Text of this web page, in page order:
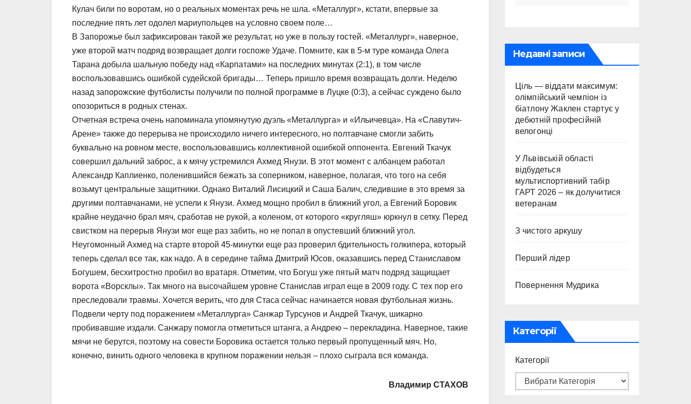
Кулач били по воротам, но о реальных моментах речь не шла. «Металлург», кстати, впервые за
последние пять лет одолел мариупольцев на условно своем поле…
В Запорожье был зафиксирован такой же результат, но уже в пользу гостей. «Металлург», наверное,
уже второй матч подряд возвращает долги госпоже Удаче. Помните, как в 5-м туре команда Олега
Тарана добыла шальную победу над «Карпатами» на последних минутах (2:1), в том числе
воспользовавшись ошибкой судейской бригады… Теперь пришло время возвращать долги. Неделю
назад запорожские футболисты получили по полной программе в Луцке (0:3), а сейчас суждено было
опозориться в родных стенах.
Отчетная встреча очень напоминала упомянутую дуэль «Металлурга» и «Ильичевца». На «Славутич-
Арене» также до перерыва не происходило ничего интересного, но полтавчане смогли забить
буквально на ровном месте, воспользовавшись коллективной ошибкой оппонента. Евгений Ткачук
совершил дальний заброс, а к мячу устремился Ахмед Янузи. В этот момент с албанцем работал
Александр Каплиенко, поленившийся бежать за соперником, наверное, полагая, что того на себя
возьмут центральные защитники. Однако Виталий Лисицкий и Саша Балич, следившие в это время за
другими полтавчанами, не успели к Янузи. Ахмед мощно пробил в ближний угол, а Евгений Боровик
крайне неудачно брал мяч, сработав не рукой, а коленом, от которого «кругляш» юркнул в сетку. Перед
свистком на перерыв Янузи мог еще раз забить, но не попал в опустевший ближний угол.
Неугомонный Ахмед на старте второй 45-минутки еще раз проверил бдительность голкипера, который
теперь сделал все так, как надо. А в середине тайма Дмитрий Юсов, оказавшись перед Станиславом
Богушем, бесхитростно пробил во вратаря. Отметим, что Богуш уже пятый матч подряд защищает
ворота «Ворсклы». Так много на высочайшем уровне Станислав играл еще в 2009 году. С тех пор его
преследовали травмы. Хочется верить, что для Стаса сейчас начинается новая футбольная жизнь.
Подвели черту под поражением «Металлурга» Санжар Турсунов и Андрей Ткачук, шикарно
пробивавшие издали. Санжару помогла отметиться штанга, а Андрею – перекладина. Наверное, такие
мячи не берутся, поэтому на совести Боровика остается только первый пропущенный мяч. Но,
конечно, винить одного человека в крупном поражении нельзя – плохо сыграла вся команда.
Владимир СТАХОВ
Недавні записи
Ціль — віддати максимум:
олімпійський чемпіон із
біатлону Жаклен стартує у
дебютній професійній
велогонці
У Львівській області
відбудеться
мультиспортивний табір
ГАРТ 2026 – як долучитися
ветеранам
З чистого аркушу
Перший лідер
Повернення Мудрика
Категорії
Категорії